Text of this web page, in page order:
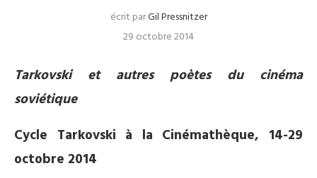
écrit parGil Pressnitzer
29 octobre 2014
Tarkovski et autres poètes du cinéma
soviétique
Cycle Tarkovski à la Cinémathèque, 14-29
octobre 2014